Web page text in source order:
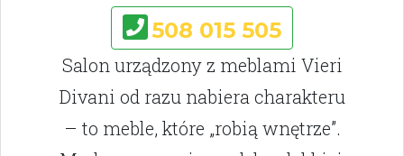
508 015 505
Salon urządzony z meblami Vieri
Divani od razu nabiera charakteru
– to meble, które „robią wnętrze”.